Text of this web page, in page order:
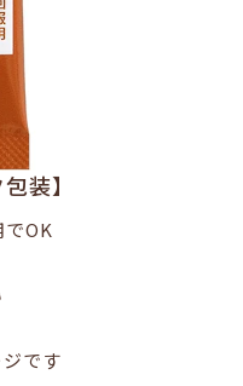
装】
でOK
です